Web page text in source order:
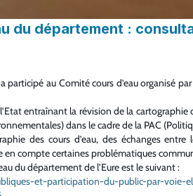
du département :
participé au Comité cours d’eau organisé
entraînant la révision de la
dans le cadre de la PAC
des cours d’eau, des échanges
compte certaines problématiques
du département de l’Eure est le suivant :
et-participation-du-public-par-voie-